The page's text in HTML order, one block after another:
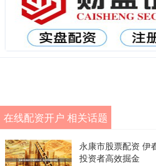
在线配资开户 相关话题
永康市股票配资 伊
投资者高效掘金